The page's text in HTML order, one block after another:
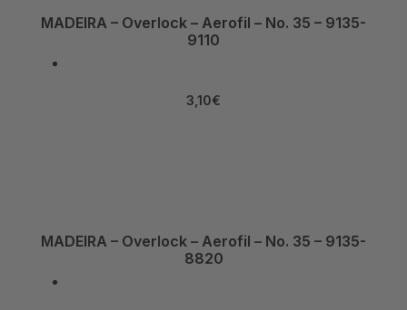
MADEIRA – Overlock – Aerofil – No. 35 – 9135-
9110
3,10€
MADEIRA – Overlock – Aerofil – No. 35 – 9135-
8820